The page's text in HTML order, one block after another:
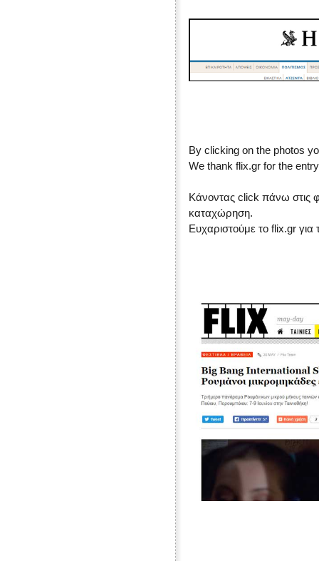
By clicking on the photos
We thank flix.gr for the
Κάνοντας click πάνω στις
καταχώρηση.
Ευχαριστούμε το flix.gr